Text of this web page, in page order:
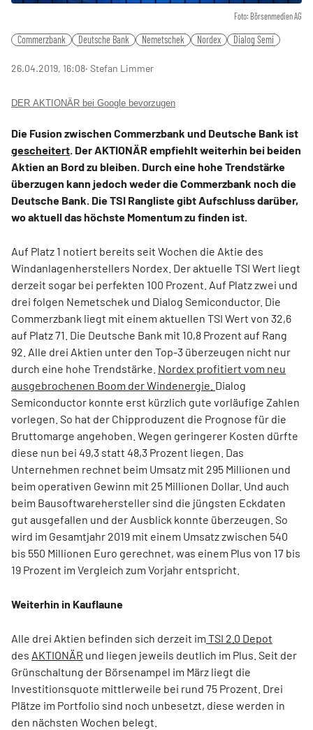
Foto: Börsenmedien AG
Commerzbank Deutsche Bank Nemetschek Nordex Dialog Semi
26.04.2019, 16:08‧ Stefan Limmer
DER AKTIONÄR bei Google bevorzugen
Die Fusion zwischen Commerzbank und Deutsche Bank ist
gescheitert. Der AKTIONÄR empfiehlt weiterhin bei beiden
Aktien an Bord zu bleiben. Durch eine hohe Trendstärke
überzugen kann jedoch weder die Commerzbank noch die
Deutsche Bank. Die TSI Rangliste gibt Aufschluss darüber,
wo aktuell das höchste Momentum zu finden ist.
Auf Platz 1 notiert bereits seit Wochen die Aktie des
Windanlagenherstellers Nordex. Der aktuelle TSI Wert liegt
derzeit sogar bei perfekten 100 Prozent. Auf Platz zwei und
drei folgen Nemetschek und Dialog Semiconductor. Die
Commerzbank liegt mit einem aktuellen TSI Wert von 32,6
auf Platz 71. Die Deutsche Bank mit 10,8 Prozent auf Rang
92. Alle drei Aktien unter den Top-3 überzeugen nicht nur
durch eine hohe Trendstärke. Nordex profitiert vom neu
ausgebrochenen Boom der Windenergie. Dialog
Semiconductor konnte erst kürzlich gute vorläufige Zahlen
vorlegen. So hat der Chipproduzent die Prognose für die
Bruttomarge angehoben. Wegen geringerer Kosten dürfte
diese nun bei 49,3 statt 48,3 Prozent liegen. Das
Unternehmen rechnet beim Umsatz mit 295 Millionen und
beim operativen Gewinn mit 25 Millionen Dollar. Und auch
beim Bausoftwarehersteller sind die jüngsten Eckdaten
gut ausgefallen und der Ausblick konnte überzeugen. So
wird im Gesamtjahr 2019 mit einem Umsatz zwischen 540
bis 550 Millionen Euro gerechnet, was einem Plus von 17 bis
19 Prozent im Vergleich zum Vorjahr entspricht.
Weiterhin in Kauflaune
Alle drei Aktien befinden sich derzeit im TSI 2.0 Depot
des AKTIONÄR und liegen jeweils deutlich im Plus. Seit der
Grünschaltung der Börsenampel im März liegt die
Investitionsquote mittlerweile bei rund 75 Prozent. Drei
Plätze im Portfolio sind noch unbesetzt, diese werden in
den nächsten Wochen belegt.